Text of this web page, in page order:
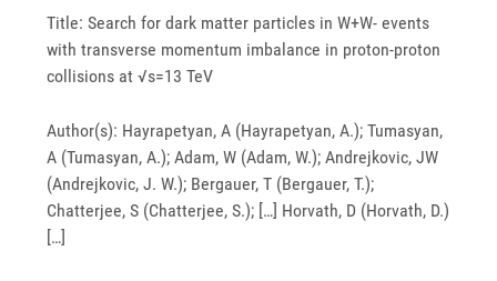
Title: Search for dark matter particles in W+W- events
with transverse momentum imbalance in proton-proton
collisions at √s=13 TeV
Author(s): Hayrapetyan, A (Hayrapetyan, A.); Tumasyan,
A (Tumasyan, A.); Adam, W (Adam, W.); Andrejkovic, JW
(Andrejkovic, J. W.); Bergauer, T (Bergauer, T.);
Chatterjee, S (Chatterjee, S.); […] Horvath, D (Horvath, D.)
[…]